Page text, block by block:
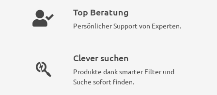
Top Beratung
Persönlicher Support von Experten.
Clever suchen
Produkte dank smarter Filter und
Suche sofort finden.